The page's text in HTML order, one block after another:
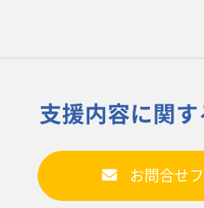
支援内容に関
お問合せ